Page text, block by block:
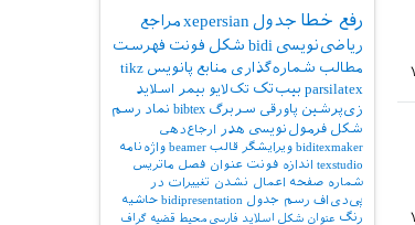
رفع خطا جدول xepersianمراجع
ریاضی‌نویسی bidi شکل فونت فهرست
مطالب شماره‌گذاری منابع پانویس tikz
parsilatex بیب‌تک تک‌لایو بیمر اسلاید
زی‌پرشین پاورقی سربرگ bibtex نماد رسم
شکل فرمول‌نویسی هدر
ارجاع‌دهی
biditexmaker ویرایشگر قالب beamer واژه‌نامه
texstudio اندازه فونت عنوان فصل ماتریس
شماره صفحه اعمال نشدن تغییرات در
پی‌دی‌اف رسم جدول bidipresentation حاشیه
رنگ عنوان شکل اسلاید فارسی محیط قضیه گراف